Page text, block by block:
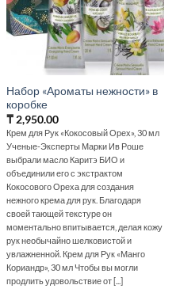
Набор «Ароматы нежности» в
коробке
₸2,950.00
Крем для Рук «Кокосовый Орех», 30 мл
Ученые-Эксперты Марки Ив Роше
выбрали масло Каритэ БИО и
объединили его с экстрактом
Кокосового Ореха для создания
нежного крема для рук. Благодаря
своей тающей текстуре он
моментально впитывается, делая кожу
рук необычайно шелковистой и
увлажненной. Крем для Рук «Манго
Кориандр», 30 мл Чтобы вы могли
продлить удовольствие от [...]